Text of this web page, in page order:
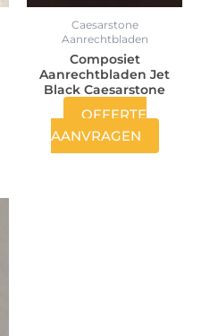
Caesarstone
Aanrechtbladen
Composiet
Aanrechtbladen Jet
Black Caesarstone
OFFERTE
AANVRAGEN